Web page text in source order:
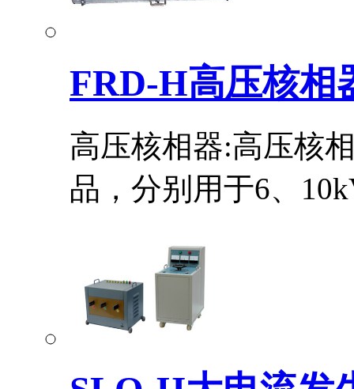
FRD-H高压核相
高压核相器:高压核
品，分别用于6、